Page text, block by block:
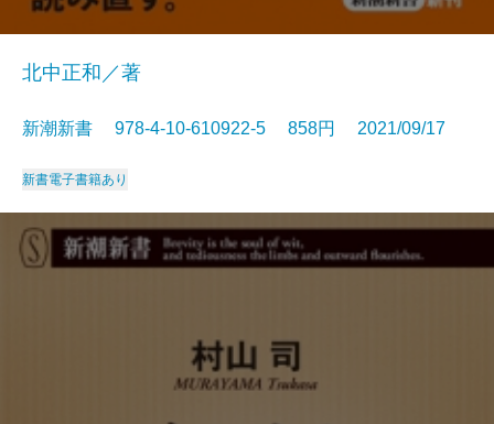
北中正和／著
新潮新書 978-4-10-610922-5 858円 2021/09/17
新書電子書籍あり